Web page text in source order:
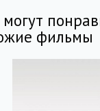
фильмы